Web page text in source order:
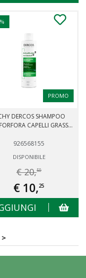
PROMO
DERCOS SHAMPOO
CAPELLI GRASS...
926568155
DISPONIBILE
€ 20,50
€ 10,25
>